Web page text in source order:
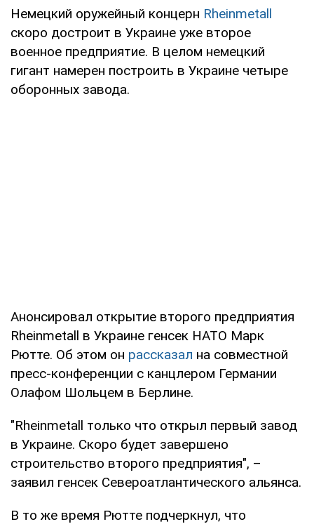
Немецкий оружейный концерн Rheinmetall
скоро достроит в Украине уже второе
военное предприятие. В целом немецкий
гигант намерен построить в Украине четыре
оборонных завода.
Анонсировал открытие второго предприятия
Rheinmetall в Украине генсек НАТО Марк
Рютте. Об этом он рассказал на совместной
пресс-конференции с канцлером Германии
Олафом Шольцем в Берлине.
"Rheinmetall только что открыл первый завод
в Украине. Скоро будет завершено
строительство второго предприятия", –
заявил генсек Североатлантического альянса.
В то же время Рютте подчеркнул, что